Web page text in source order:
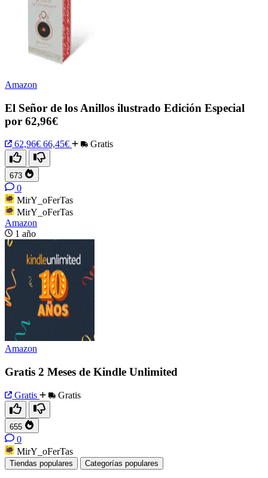
Amazon
El Señor de los Anillos ilustrado Edición Especial
por 62,96€
62,96€ 66,45€ Gratis
673
0
MirY_oFerTas
MirY_oFerTas
Amazon
1 año
Amazon
Gratis 2 Meses de Kindle Unlimited
Gratis Gratis
655
0
MirY_oFerTas
Tiendas populares Categorías populares